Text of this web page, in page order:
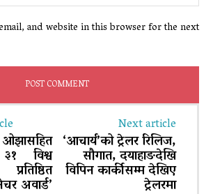
and website in this browser for the next
३१ विश्व
अवार्ड’
Next article
‘आचार्य’को ट्रेलर रिलिज,
सौगात, दयाहाङदेखि
विपिन कार्कीसम्म देखिए
ट्रेलरमा